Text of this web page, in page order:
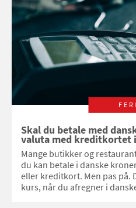
Skal du betale med
valuta med kreditkortet
Mange butikker og
du kan betale i danske
eller kreditkort. Men pas på.
kurs, når du afregner i